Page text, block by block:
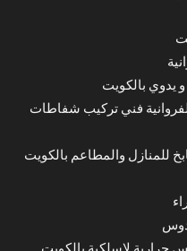
يدوي بالكويت
فني تركيب شفاطات
والمطاعم بالكويت
حرارية لاسلكية بالكويت